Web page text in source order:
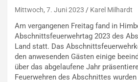
Mittwoch, 7. Juni 2023 Karel Milhardt
Am vergangenen Freitag fand in
Abschnittsfeuerwehrtag 2023 des
Land statt. Das
den anwesenden Gästen einige
über das abgelaufene Jahr
Feuerwehren des Abschnittes